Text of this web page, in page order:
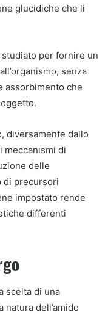
glucidiche che li
per fornire un
senza
assorbimento che
diversamente dallo
meccanismi di
delle
di precursori
impostato rende
differenti
scelta di una
dell’amido